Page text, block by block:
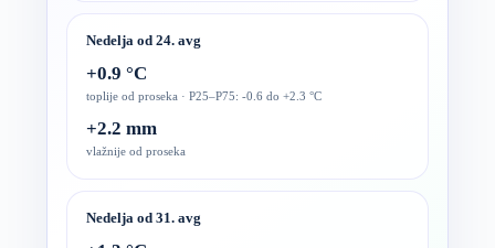
Nedelja od 24. avg
+0.9 °C
toplije od proseka · P25–P75: -0.6 do +2.3 °C
+2.2 mm
vlažnije od proseka
Nedelja od 31. avg